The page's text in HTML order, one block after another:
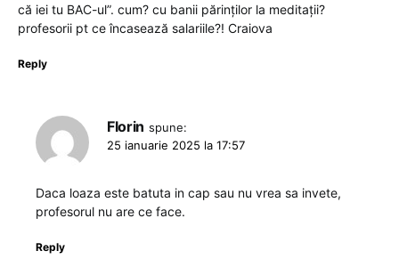
că iei tu BAC-ul”. cum? cu banii părinților la meditații?
profesorii pt ce încasează salariile?! Craiova
Reply
Florin spune:
25 ianuarie 2025 la 17:57
Daca loaza este batuta in cap sau nu vrea sa invete,
profesorul nu are ce face.
Reply